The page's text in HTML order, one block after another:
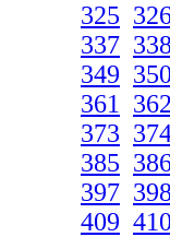
325
337
349
361
373
385
397
409